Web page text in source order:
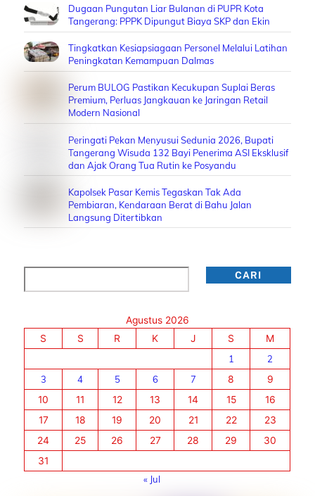
Dugaan Pungutan Liar Bulanan di PUPR Kota
Tangerang: PPPK Dipungut Biaya SKP dan Ekin
Tingkatkan Kesiapsiagaan Personel Melalui Latihan
Peningkatan Kemampuan Dalmas
Perum BULOG Pastikan Kecukupan Suplai Beras
Premium, Perluas Jangkauan ke Jaringan Retail
Modern Nasional
Peringati Pekan Menyusui Sedunia 2026, Bupati
Tangerang Wisuda 132 Bayi Penerima ASI Eksklusif
dan Ajak Orang Tua Rutin ke Posyandu
Kapolsek Pasar Kemis Tegaskan Tak Ada
Pembiaran, Kendaraan Berat di Bahu Jalan
Langsung Ditertibkan
CARI
Agustus 2026
S
S R K J S
M
1
2
3
4 5 6 7 8
9
10
11 12 13 14 15
16
17
18 19 20 21 22
23
24
25 26 27 28 29
30
31
« Jul